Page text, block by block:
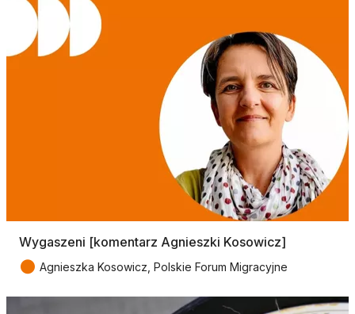
Wygaszeni [komentarz Agnieszki Kosowicz]
● Agnieszka Kosowicz, Polskie Forum Migracyjne